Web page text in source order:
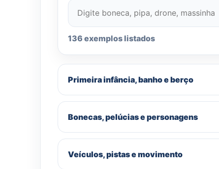
136 exemplos listados
Primeira infância, banho e berço
Bonecas, pelúcias e personagens
Veículos, pistas e movimento